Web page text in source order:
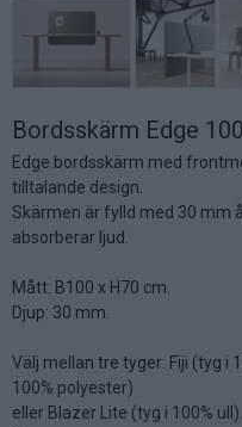
Bordsskärm Edge
Edge bordsskärm med
tilltalande design.
Skärmen är fylld med 30 mm
absorberar ljud.
Mått: B100 x H70 cm.
Djup: 30 mm.
Välj mellan tre tyger: Fiji (tyg i
100% polyester)
eller Blazer Lite (tyg i 100%